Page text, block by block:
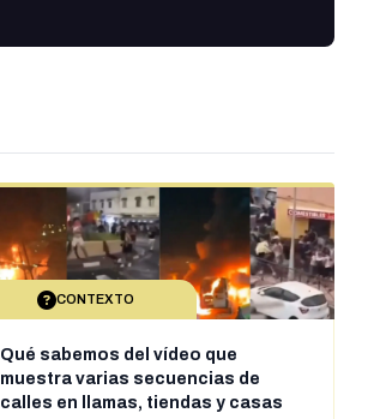
CONTEXTO
Qué sabemos del vídeo que
muestra varias secuencias de
calles en llamas, tiendas y casas